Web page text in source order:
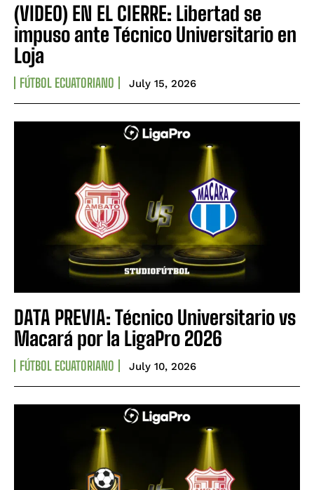
(VIDEO) EN EL CIERRE: Libertad se
impuso ante Técnico Universitario en
Loja
FÚTBOL ECUATORIANO July 15, 2026
DATA PREVIA: Técnico Universitario vs
Macará por la LigaPro 2026
FÚTBOL ECUATORIANO July 10, 2026